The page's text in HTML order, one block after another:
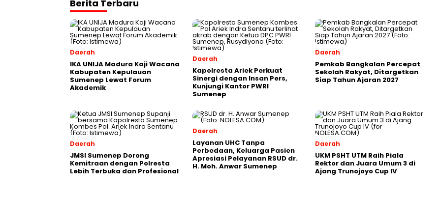
Berita Terbaru
Daerah
IKA UNIJA Madura Kaji Wacana
Kabupaten Kepulauan
Sumenep Lewat Forum
Akademik
Daerah
Kapolresta Ariek Perkuat
Sinergi dengan Insan Pers,
Kunjungi Kantor PWRI
Sumenep
Daerah
Pemkab Bangkalan Percepat
Sekolah Rakyat, Ditargetkan
Siap Tahun Ajaran 2027
Daerah
JMSI Sumenep Dorong
Kemitraan dengan Polresta
Lebih Terbuka dan Profesional
Daerah
Layanan UHC Tanpa
Perbedaan, Keluarga Pasien
Apresiasi Pelayanan RSUD dr.
H. Moh. Anwar Sumenep
Daerah
UKM PSHT UTM Raih Piala
Rektor dan Juara Umum 3 di
Ajang Trunojoyo Cup IV